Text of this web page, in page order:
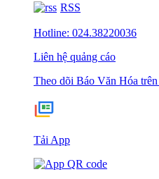
RSS
Hotline: 024.38220036
Liên hệ quảng cáo
Theo dõi Báo Văn Hóa
Tải App